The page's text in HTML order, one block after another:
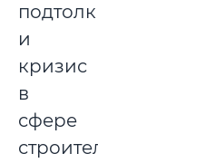
подтолкнул
и
кризис
в
сфере
строительства,